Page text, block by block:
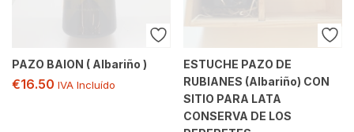
PAZO BAION ( Albariño )
€16.50 IVA Incluído
ESTUCHE PAZO DE
RUBIANES (Albariño) CON
SITIO PARA LATA
CONSERVA DE LOS